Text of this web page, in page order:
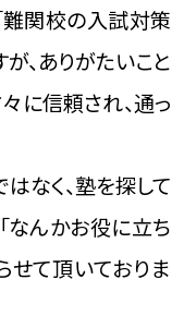
気込みをお願
難関校の入試対策
、ありがたいこと
信頼され、通っ